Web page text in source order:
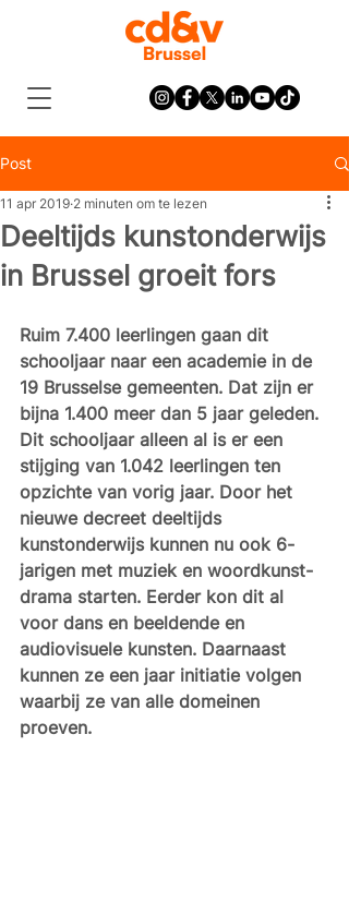
Post
Deeltijds kunstonderwijs
in Brussel groeit fors
11 apr 2019 2 minuten om te lezen
Ruim 7.400 leerlingen gaan dit
schooljaar naar een academie in de
19 Brusselse gemeenten. Dat zijn er
bijna 1.400 meer dan 5 jaar geleden.
Dit schooljaar alleen al is er een
stijging van 1.042 leerlingen ten
opzichte van vorig jaar. Door het
nieuwe decreet deeltijds
kunstonderwijs kunnen nu ook 6-
jarigen met muziek en woordkunst-
drama starten. Eerder kon dit al
voor dans en beeldende en
audiovisuele kunsten. Daarnaast
kunnen ze een jaar initiatie volgen
waarbij ze van alle domeinen
proeven.